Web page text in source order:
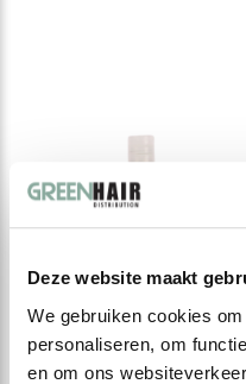
Deze website maakt
We gebruiken cookies
personaliseren, om
en om ons